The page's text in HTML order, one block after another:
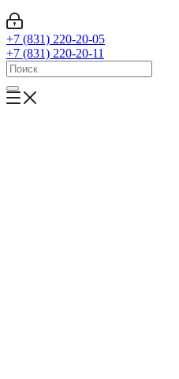
+7 (831) 220-20-05
+7 (831) 220-20-11